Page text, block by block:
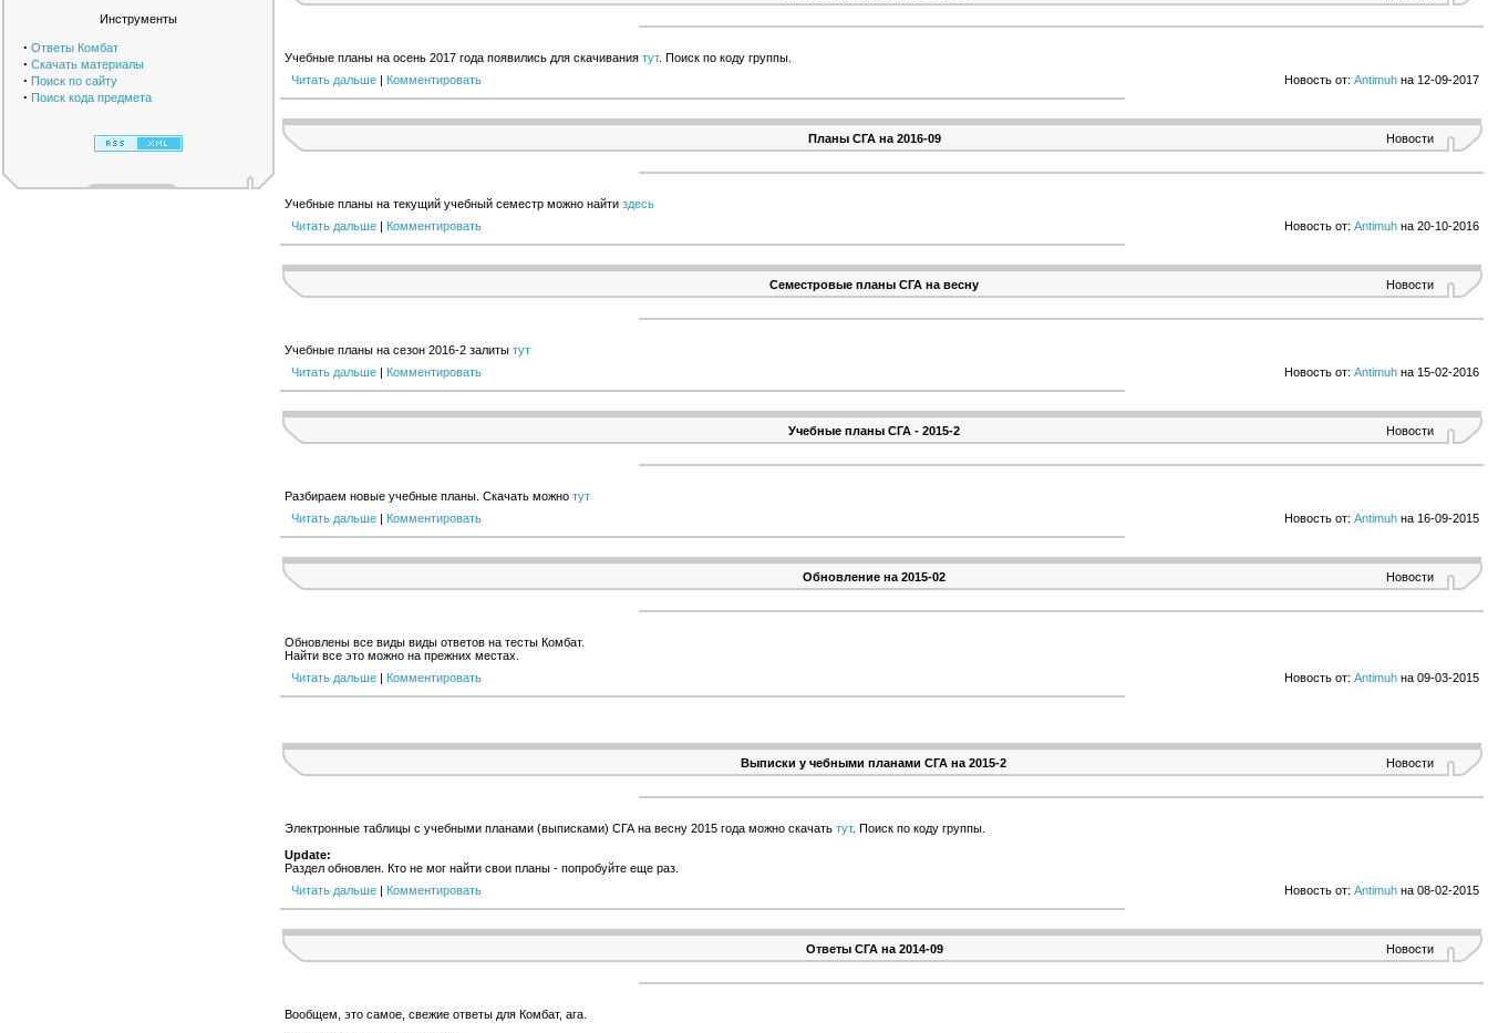
Инструменты
· Ответы Комбат
· Скачать материалы
· Поиск по сайту
· Поиск кода предмета
Учебные планы на осень 2017 года появились для скачивания тут. Поиск по коду группы.
Читать дальше | Комментировать Новость от: Antimuh на 12-09-2017
Планы СГА на 2016-09 Новости
Учебные планы на текущий учебный семестр можно найти здесь
Читать дальше | Комментировать Новость от: Antimuh на 20-10-2016
Семестровые планы СГА на весну Новости
Учебные планы на сезон 2016-2 залиты тут
Читать дальше | Комментировать Новость от: Antimuh на 15-02-2016
Учебные планы СГА - 2015-2 Новости
Разбираем новые учебные планы. Скачать можно тут
Читать дальше | Комментировать Новость от: Antimuh на 16-09-2015
Обновление на 2015-02 Новости
Обновлены все виды виды ответов на тесты Комбат.
Найти все это можно на прежних местах.
Читать дальше | Комментировать Новость от: Antimuh на 09-03-2015
Выписки у чебными планами СГА на 2015-2 Новости
Электронные таблицы с учебными планами (выписками) СГА на весну 2015 года можно скачать тут. Поиск по коду группы.
Update:
Раздел обновлен. Кто не мог найти свои планы - попробуйте еще раз.
Читать дальше | Комментировать Новость от: Antimuh на 08-02-2015
Ответы СГА на 2014-09 Новости
Вообщем, это самое, свежие ответы для Комбат, ага.